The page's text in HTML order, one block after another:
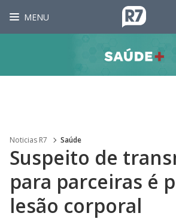
MENU
Noticias R7 Saúde
Suspeito de
para parceiras é
lesão corporal